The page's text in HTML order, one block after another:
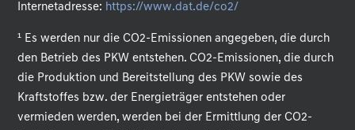
Internetadresse: https://www.dat.de/co2/
¹ Es werden nur die CO2-Emissionen angegeben, die durch
den Betrieb des PKW entstehen. CO2-Emissionen, die durch
die Produktion und Bereitstellung des PKW sowie des
Kraftstoffes bzw. der Energieträger entstehen oder
vermieden werden, werden bei der Ermittlung der CO2-